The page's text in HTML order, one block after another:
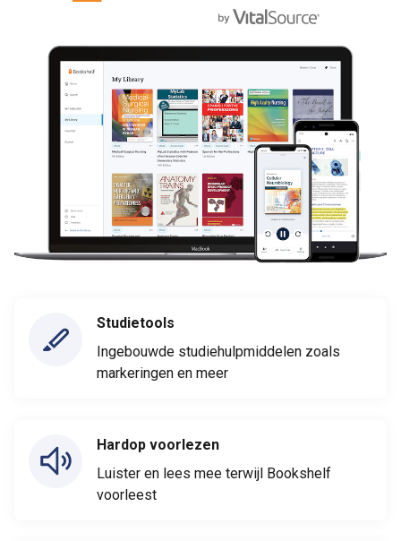
Studietools
Ingebouwde studiehulpmiddelen zoals
markeringen en meer
Hardop voorlezen
Luister en lees mee terwijl Bookshelf
voorleest